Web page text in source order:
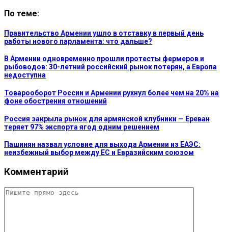
По теме:
Правительство Армении ушло в отставку в первый день
работы нового парламента: что дальше?
В Армении одновременно прошли протесты фермеров и
рыбоводов: 30-летний российский рынок потерян, а Европа
недоступна
Товарооборот России и Армении рухнул более чем на 20% на
фоне обострения отношений
Россия закрыла рынок для армянской клубники — Ереван
теряет 97% экспорта ягод одним решением
Пашинян назвал условие для выхода Армении из ЕАЭС:
неизбежный выбор между ЕС и Евразийским союзом
Комментарий